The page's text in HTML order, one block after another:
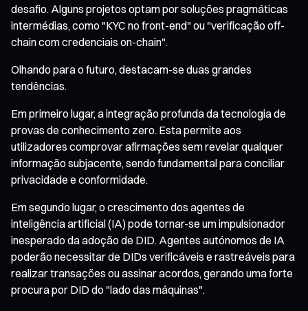
desafio. Alguns projetos optam por soluções pragmáticas
intermédias, como "KYC no front-end" ou "verificação off-
chain com credenciais on-chain".
Olhando para o futuro, destacam-se duas grandes
tendências.
Em primeiro lugar, a integração profunda da tecnologia de
provas de conhecimento zero. Esta permite aos
utilizadores comprovar afirmações sem revelar qualquer
informação subjacente, sendo fundamental para conciliar
privacidade e conformidade.
Em segundo lugar, o crescimento dos agentes de
inteligência artificial (IA) pode tornar-se um impulsionador
inesperado da adoção de DID. Agentes autónomos de IA
poderão necessitar de DIDs verificáveis e rastreáveis para
realizar transações ou assinar acordos, gerando uma forte
procura por DID do "lado das máquinas".